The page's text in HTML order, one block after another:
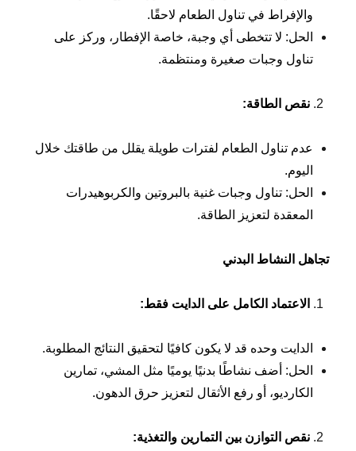
والإفراط في تناول الطعام لاحقًا.
الحل: لا تتخطى أي وجبة، خاصة الإفطار، وركز على
تناول وجبات صغيرة ومنتظمة.
نقص الطاقة:
عدم تناول الطعام لفترات طويلة يقلل من طاقتك خلال
اليوم.
الحل: تناول وجبات غنية بالبروتين والكربوهيدرات
المعقدة لتعزيز الطاقة.
تجاهل النشاط البدني
الاعتماد الكامل على الدايت فقط:
الدايت وحده قد لا يكون كافيًا لتحقيق النتائج المطلوبة.
الحل: أضف نشاطًا بدنيًا يوميًا مثل المشي، تمارين
الكارديو، أو رفع الأثقال لتعزيز حرق الدهون.
نقص التوازن بين التمارين والتغذية: